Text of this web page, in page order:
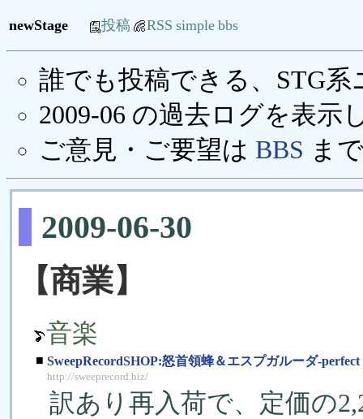
newStage 投稿 RSS simple bbs
誰でも投稿できる、STG
2009-06 の過去ログを表示
ご意見・ご要望は BBS ま
2009-06-30
【商業】
音楽
■ SweepRecordSHOP:怒首領蜂＆エスプガルーダ-
http://sweeprecord.biz/
訳あり再入荷で、定価の